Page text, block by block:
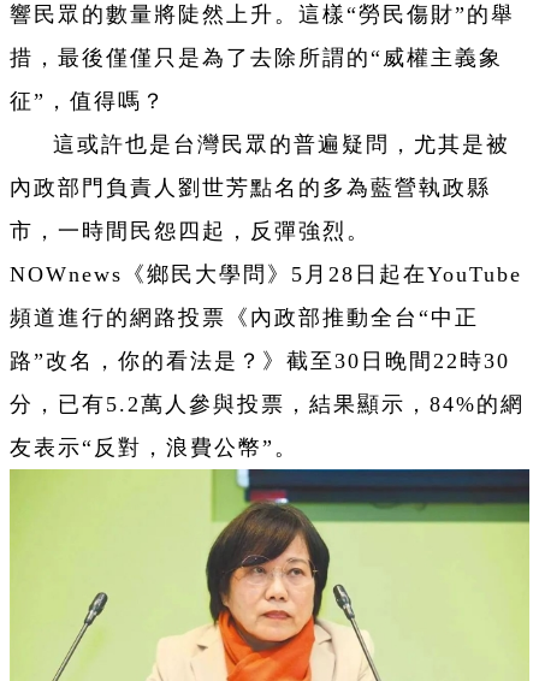
響民眾的數量將陡然上升。這樣“勞民傷財”的舉
措，最後僅僅只是為了去除所謂的“威權主義象
征”，值得嗎？
這或許也是台灣民眾的普遍疑問，尤其是被
內政部門負責人劉世芳點名的多為藍營執政縣
市，一時間民怨四起，反彈強烈。
NOWnews《鄉民大學問》5月28日起在YouTube
頻道進行的網路投票《內政部推動全台“中正
路”改名，你的看法是？》截至30日晚間22時30
分，已有5.2萬人參與投票，結果顯示，84%的網
友表示“反對，浪費公幣”。